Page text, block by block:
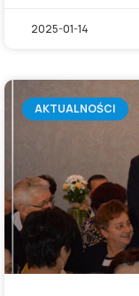
2025-01-14
AKTUALNOŚCI